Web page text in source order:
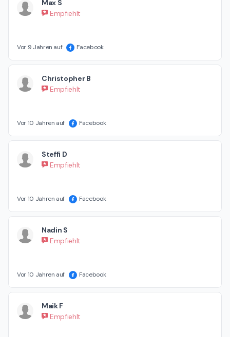
Max S
Empfiehlt
Vor 9 Jahren auf Facebook
Christopher B
Empfiehlt
Vor 10 Jahren auf Facebook
Steffi D
Empfiehlt
Vor 10 Jahren auf Facebook
Nadin S
Empfiehlt
Vor 10 Jahren auf Facebook
Maik F
Empfiehlt